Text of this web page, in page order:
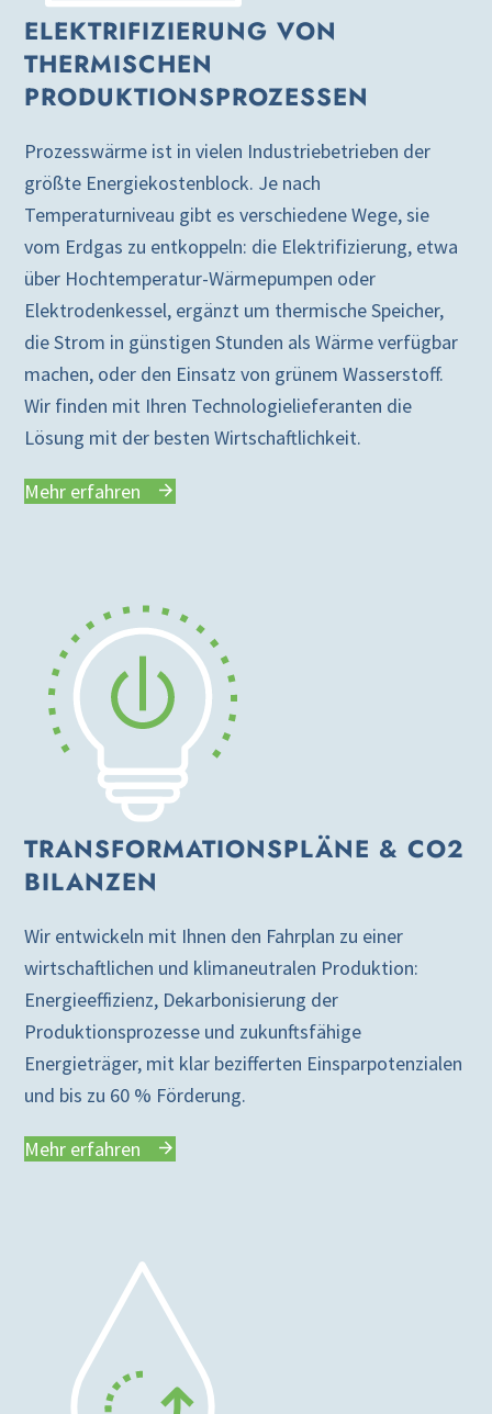
ELEKTRIFIZIERUNG VON
THERMISCHEN
PRODUKTIONSPROZESSEN
Prozesswärme ist in vielen Industriebetrieben der
größte Energiekostenblock. Je nach
Temperaturniveau gibt es verschiedene Wege, sie
vom Erdgas zu entkoppeln: die Elektrifizierung, etwa
über Hochtemperatur-Wärmepumpen oder
Elektrodenkessel, ergänzt um thermische Speicher,
die Strom in günstigen Stunden als Wärme verfügbar
machen, oder den Einsatz von grünem Wasserstoff.
Wir finden mit Ihren Technologielieferanten die
Lösung mit der besten Wirtschaftlichkeit.
Mehr erfahren
TRANSFORMATIONSPLÄNE & CO2
BILANZEN
Wir entwickeln mit Ihnen den Fahrplan zu einer
wirtschaftlichen und klimaneutralen Produktion:
Energieeffizienz, Dekarbonisierung der
Produktionsprozesse und zukunftsfähige
Energieträger, mit klar bezifferten Einsparpotenzialen
und bis zu 60 % Förderung.
Mehr erfahren